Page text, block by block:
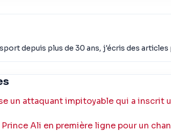
depuis plus de 30 ans, j'écris des
un attaquant impitoyable qui a inscrit
Prince Ali en première ligne pour un